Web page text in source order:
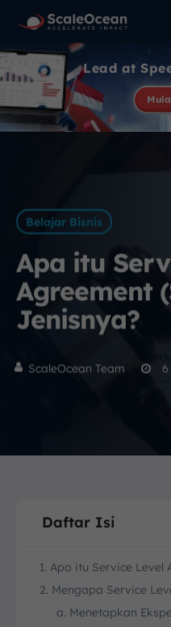
Lead at
Belajar Bisnis
Apa itu
Agreement
Jenisnya?
ScaleOcean Team 6
Daftar Isi
1. Apa itu Service Level
2. Mengapa Service
a. Menetapkan